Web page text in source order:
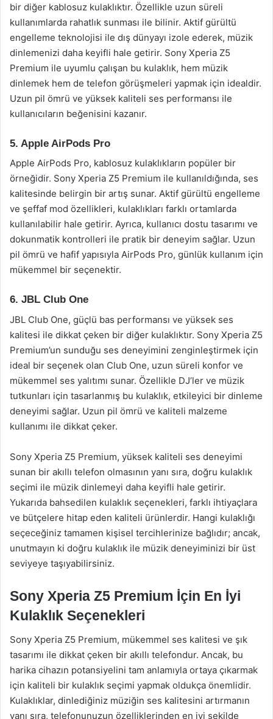
bir diğer kablosuz kulaklıktır. Özellikle uzun süreli
kullanımlarda rahatlık sunması ile bilinir. Aktif gürültü
engelleme teknolojisi ile dış dünyayı izole ederek, müzik
dinlemenizi daha keyifli hale getirir. Sony Xperia Z5
Premium ile uyumlu çalışan bu kulaklık, hem müzik
dinlemek hem de telefon görüşmeleri yapmak için idealdir.
Uzun pil ömrü ve yüksek kaliteli ses performansı ile
kullanıcıların beğenisini kazanır.
5. Apple AirPods Pro
Apple AirPods Pro, kablosuz kulaklıkların popüler bir
örneğidir. Sony Xperia Z5 Premium ile kullanıldığında, ses
kalitesinde belirgin bir artış sunar. Aktif gürültü engelleme
ve şeffaf mod özellikleri, kulaklıkları farklı ortamlarda
kullanılabilir hale getirir. Ayrıca, kullanıcı dostu tasarımı ve
dokunmatik kontrolleri ile pratik bir deneyim sağlar. Uzun
pil ömrü ve hafif yapısıyla AirPods Pro, günlük kullanım için
mükemmel bir seçenektir.
6. JBL Club One
JBL Club One, güçlü bas performansı ve yüksek ses
kalitesi ile dikkat çeken bir diğer kulaklıktır. Sony Xperia Z5
Premium’un sunduğu ses deneyimini zenginleştirmek için
ideal bir seçenek olan Club One, uzun süreli konfor ve
mükemmel ses yalıtımı sunar. Özellikle DJ’ler ve müzik
tutkunları için tasarlanmış bu kulaklık, etkileyici bir dinleme
deneyimi sağlar. Uzun pil ömrü ve kaliteli malzeme
kullanımı ile dikkat çeker.
Sony Xperia Z5 Premium, yüksek kaliteli ses deneyimi
sunan bir akıllı telefon olmasının yanı sıra, doğru kulaklık
seçimi ile müzik dinlemeyi daha keyifli hale getirir.
Yukarıda bahsedilen kulaklık seçenekleri, farklı ihtiyaçlara
ve bütçelere hitap eden kaliteli ürünlerdir. Hangi kulaklığı
seçeceğiniz tamamen kişisel tercihlerinize bağlıdır; ancak,
unutmayın ki doğru kulaklık ile müzik deneyiminizi bir üst
seviyeye taşıyabilirsiniz.
Sony Xperia Z5 Premium İçin En İyi
Kulaklık Seçenekleri
Sony Xperia Z5 Premium, mükemmel ses kalitesi ve şık
tasarımı ile dikkat çeken bir akıllı telefondur. Ancak, bu
harika cihazın potansiyelini tam anlamıyla ortaya çıkarmak
için kaliteli bir kulaklık seçimi yapmak oldukça önemlidir.
Kulaklıklar, dinlediğiniz müziğin ses kalitesini artırmanın
yanı sıra, telefonunuzun özelliklerinden en iyi şekilde